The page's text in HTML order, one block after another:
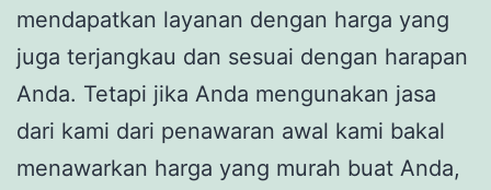
mendapatkan layanan dengan harga yang
juga terjangkau dan sesuai dengan harapan
Anda. Tetapi jika Anda mengunakan jasa
dari kami dari penawaran awal kami bakal
menawarkan harga yang murah buat Anda,